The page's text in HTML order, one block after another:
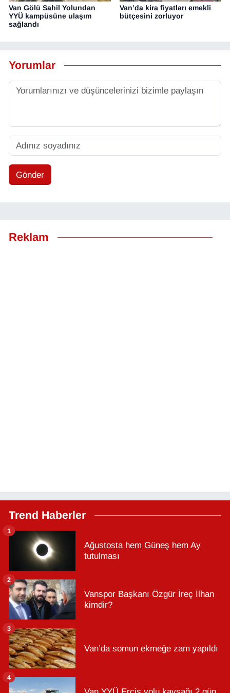
Van Gölü Sahil Yolundan
YYÜ kampüsüne ulaşım
sağlandı
Van’da kira fiyatları emekli
bütçesini zorluyor
Yorumlar
Gönder
Reklam
Trend Haberler
Ağustosta hem Güneş hem Ay
tutulması
1
Vanspor Başkanı Özgür İreç İlhan
kimdir?
2
Van’da somun ekmeğe zam yapıldı
3
4